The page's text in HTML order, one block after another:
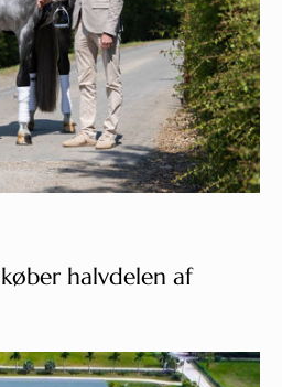
Horses Stallions
halvdelen af